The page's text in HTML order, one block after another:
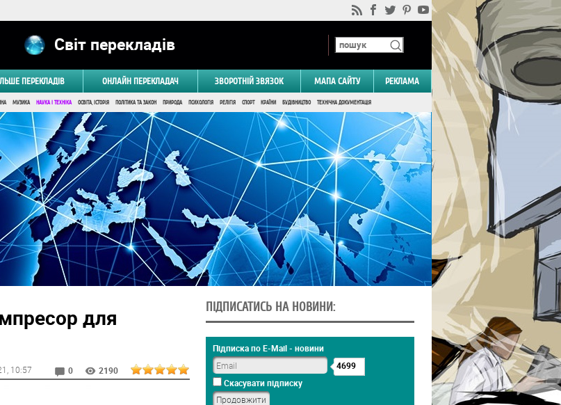
Світ перекладів
ПЕРЕКЛАДІВ ОНЛАЙН ПЕРЕКЛАДАЧ ЗВОРОТНІЙ ЗВЯЗОК МАПА САЙТУ РЕКЛАМА
МУЗИКА НАУКА І ТЕХНІКА ОСВІТА, ІСТОРІЯ ПОЛІТИКА ТА ЗАКОН ПРИРОДА ПСИХОЛОГІЯ РЕЛІГІЯ СПОРТ КРАЇНИ БУДІВНИЦТВО ТЕХНІЧНА ДОКУМЕНТАЦІЯ
для
, 10:57 0 2190
ПІДПИСАТИСЬ НА НОВИНИ:
Підписка по E-Mail - новини
4699
Скасувати підписку